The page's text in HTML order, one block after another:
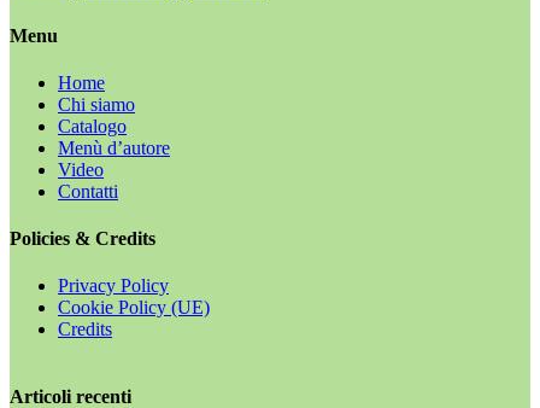
Menu
Home
Chi siamo
Catalogo
Menù d’autore
Video
Contatti
Policies & Credits
Privacy Policy
Cookie Policy (UE)
Credits
Articoli recenti